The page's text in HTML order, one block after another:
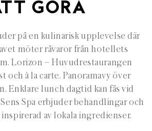
GÖRA
på en kulinarisk upplevelse där
möter råvaror från hotellets
Lorizon –Huvudrestaurangen
ochà la carte.Panoramavy över
Enklare lunch dagtid kan fås vid
Sens Spa erbjuder behandlingar och
inspirerad av lokala ingredienser.